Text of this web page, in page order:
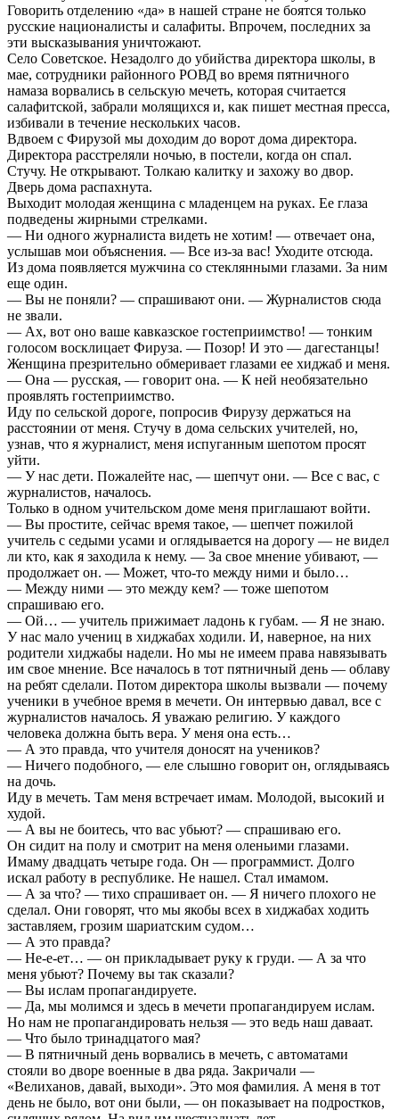
Говорить отделению «да» в нашей стране не боятся только
русские националисты и салафиты. Впрочем, последних за
эти высказывания уничтожают.
Село Советское. Незадолго до убийства директора школы, в
мае, сотрудники районного РОВД во время пятничного
намаза ворвались в сельскую мечеть, которая считается
салафитской, забрали молящихся и, как пишет местная пресса,
избивали в течение нескольких часов.
Вдвоем с Фирузой мы доходим до ворот дома директора.
Директора расстреляли ночью, в постели, когда он спал.
Стучу. Не открывают. Толкаю калитку и захожу во двор.
Дверь дома распахнута.
Выходит молодая женщина с младенцем на руках. Ее глаза
подведены жирными стрелками.
— Ни одного журналиста видеть не хотим! — отвечает она,
услышав мои объяснения. — Все из-за вас! Уходите отсюда.
Из дома появляется мужчина со стеклянными глазами. За ним
еще один.
— Вы не поняли? — спрашивают они. — Журналистов сюда
не звали.
— Ах, вот оно ваше кавказское гостеприимство! — тонким
голосом восклицает Фируза. — Позор! И это — дагестанцы!
Женщина презрительно обмеривает глазами ее хиджаб и меня.
— Она — русская, — говорит она. — К ней необязательно
проявлять гостеприимство.
Иду по сельской дороге, попросив Фирузу держаться на
расстоянии от меня. Стучу в дома сельских учителей, но,
узнав, что я журналист, меня испуганным шепотом просят
уйти.
— У нас дети. Пожалейте нас, — шепчут они. — Все с вас, с
журналистов, началось.
Только в одном учительском доме меня приглашают войти.
— Вы простите, сейчас время такое, — шепчет пожилой
учитель с седыми усами и оглядывается на дорогу — не видел
ли кто, как я заходила к нему. — За свое мнение убивают, —
продолжает он. — Может, что-то между ними и было…
— Между ними — это между кем? — тоже шепотом
спрашиваю его.
— Ой… — учитель прижимает ладонь к губам. — Я не знаю.
У нас мало учениц в хиджабах ходили. И, наверное, на них
родители хиджабы надели. Но мы не имеем права навязывать
им свое мнение. Все началось в тот пятничный день — облаву
на ребят сделали. Потом директора школы вызвали — почему
ученики в учебное время в мечети. Он интервью давал, все с
журналистов началось. Я уважаю религию. У каждого
человека должна быть вера. У меня она есть…
— А это правда, что учителя доносят на учеников?
— Ничего подобного, — еле слышно говорит он, оглядываясь
на дочь.
Иду в мечеть. Там меня встречает имам. Молодой, высокий и
худой.
— А вы не боитесь, что вас убьют? — спрашиваю его.
Он сидит на полу и смотрит на меня оленьими глазами.
Имаму двадцать четыре года. Он — программист. Долго
искал работу в республике. Не нашел. Стал имамом.
— А за что? — тихо спрашивает он. — Я ничего плохого не
сделал. Они говорят, что мы якобы всех в хиджабах ходить
заставляем, грозим шариатским судом…
— А это правда?
— Не-е-ет… — он прикладывает руку к груди. — А за что
меня убьют? Почему вы так сказали?
— Вы ислам пропагандируете.
— Да, мы молимся и здесь в мечети пропагандируем ислам.
Но нам не пропагандировать нельзя — это ведь наш даваат.
— Что было тринадцатого мая?
— В пятничный день ворвались в мечеть, с автоматами
стояли во дворе военные в два ряда. Закричали —
«Велиханов, давай, выходи». Это моя фамилия. А меня в тот
день не было, вот они были, — он показывает на подростков,